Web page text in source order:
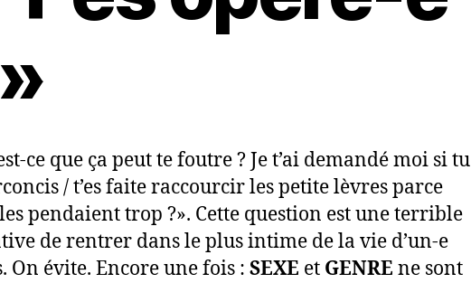
ce que ça peut te foutre ? Je t’ai demandé moi si tu
/ t’es faite raccourcir les petite lèvres parce
pendaient trop ?». Cette question est une terrible
de rentrer dans le plus intime de la vie d’un-e
On évite. Encore une fois : SEXE et GENRE ne sont